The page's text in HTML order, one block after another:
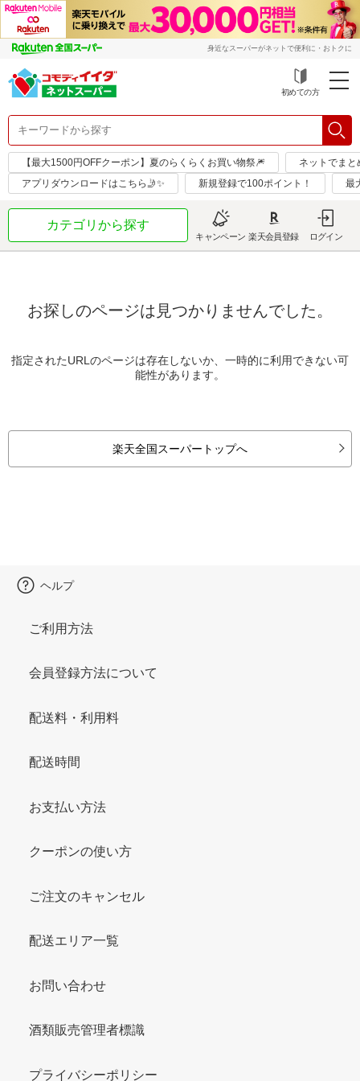
身近なスーパーがネットで便利に・おトクに
初めての方
【最大1500円OFFクーポン】夏のらくらくお買い物祭🎆
ネットでまと
アプリダウンロードはこちら🤳✨
新規登録で100ポイント！ 最
カテゴリから探す
キャンペーン 楽天会員登録 ログイン
お探しのページは見つかりませんでした。
指定されたURLのページは存在しないか、一時的に利用できない可
能性があります。
楽天全国スーパートップへ
ヘルプ
ご利用方法
会員登録方法について
配送料・利用料
配送時間
お支払い方法
クーポンの使い方
ご注文のキャンセル
配送エリア一覧
お問い合わせ
酒類販売管理者標識
プライバシーポリシー